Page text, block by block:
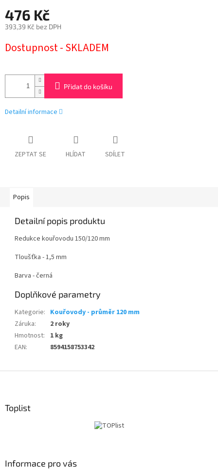
476 Kč
393,39 Kč bez DPH
cena:
Dostupnost - SKLADEM
Přidat do košíku
Detailní informace
ZEPTAT SE HLÍDAT SDÍLET
Popis
Detailní popis produktu
Redukce kouřovodu 150/120 mm
Tloušťka - 1,5 mm
Barva - černá
Doplňkové parametry
Kategorie: Kouřovody - průměr 120 mm
Záruka:
2 roky
Hmotnost:
1 kg
EAN: 8594158753342
Toplist
Informace pro vás